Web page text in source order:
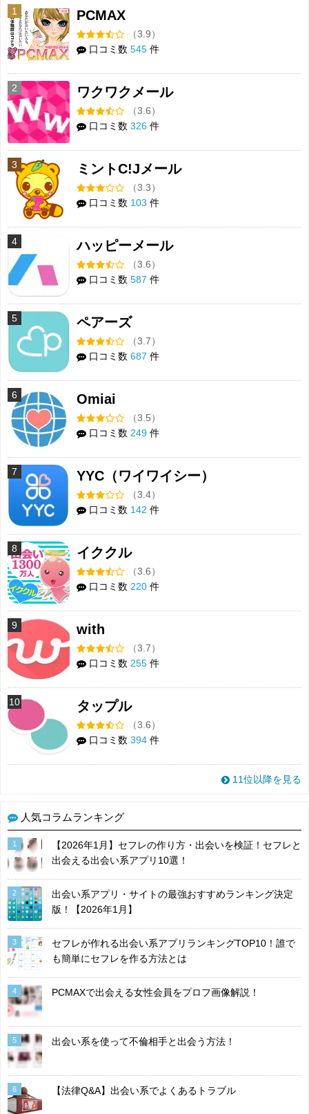
1 PCMAX
（3.9）
口コミ数 545 件
2 ワクワクメール
（3.6）
口コミ数 326 件
3 ミントC!Jメール
（3.3）
口コミ数 103 件
4 ハッピーメール
（3.6）
口コミ数 587 件
5 ペアーズ
（3.7）
口コミ数 687 件
6 Omiai
（3.5）
口コミ数 249 件
7 YYC（ワイワイシー）
（3.4）
口コミ数 142 件
8 イククル
（3.6）
口コミ数 220 件
9 with
（3.7）
口コミ数 255 件
10 タップル
（3.6）
口コミ数 394 件
11位以降を見る
人気コラムランキング
1
【2026年1月】セフレの作り方・出会いを検証！セフレと
出会える出会い系アプリ10選！
2
出会い系アプリ・サイトの最強おすすめランキング決定
版！【2026年1月】
3
セフレが作れる出会い系アプリランキングTOP10！誰で
も簡単にセフレを作る方法とは
4 PCMAXで出会える女性会員をプロフ画像解説！
5 出会い系を使って不倫相手と出会う方法！
6 【法律Q&A】出会い系でよくあるトラブル